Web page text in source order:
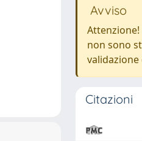
Avviso
non sono
Citazioni